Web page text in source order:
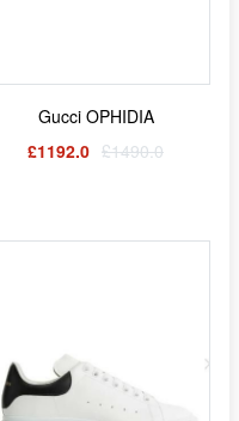
Gucci OPHIDIA
£1192.0 £1490.0